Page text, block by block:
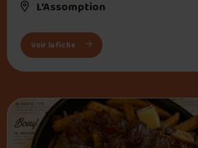
L'Assomption
Voir la fiche : Restaurant La Belle Province